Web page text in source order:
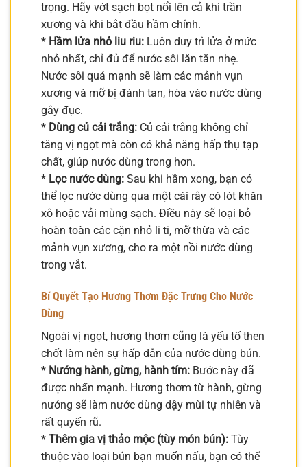
trọng. Hãy vớt sạch bọt nổi lên cả khi trần
xương và khi bắt đầu hầm chính.
* Hầm lửa nhỏ liu riu: Luôn duy trì lửa ở mức
nhỏ nhất, chỉ đủ để nước sôi lăn tăn nhẹ.
Nước sôi quá mạnh sẽ làm các mảnh vụn
xương và mỡ bị đánh tan, hòa vào nước dùng
gây đục.
* Dùng củ cải trắng: Củ cải trắng không chỉ
tăng vị ngọt mà còn có khả năng hấp thụ tạp
chất, giúp nước dùng trong hơn.
* Lọc nước dùng: Sau khi hầm xong, bạn có
thể lọc nước dùng qua một cái rây có lót khăn
xô hoặc vải mùng sạch. Điều này sẽ loại bỏ
hoàn toàn các cặn nhỏ li ti, mỡ thừa và các
mảnh vụn xương, cho ra một nồi nước dùng
trong vắt.
Bí Quyết Tạo Hương Thơm Đặc Trưng Cho Nước
Dùng
Ngoài vị ngọt, hương thơm cũng là yếu tố then
chốt làm nên sự hấp dẫn của nước dùng bún.
* Nướng hành, gừng, hành tím: Bước này đã
được nhấn mạnh. Hương thơm từ hành, gừng
nướng sẽ làm nước dùng dậy mùi tự nhiên và
rất quyến rũ.
* Thêm gia vị thảo mộc (tùy món bún): Tùy
thuộc vào loại bún bạn muốn nấu, bạn có thể